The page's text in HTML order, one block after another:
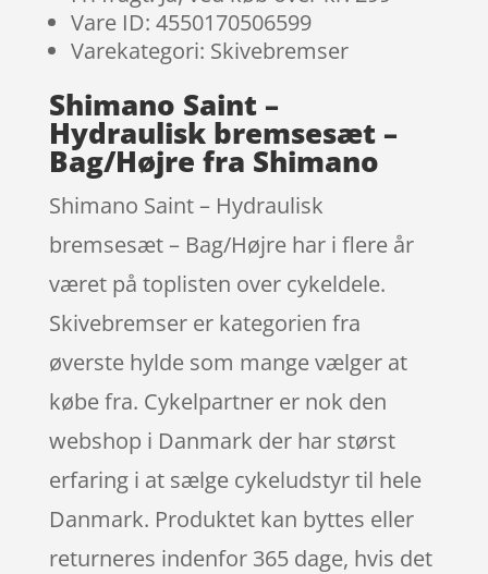
Vare ID: 4550170506599
Varekategori: Skivebremser
Shimano Saint –
Hydraulisk bremsesæt –
Bag/Højre fra Shimano
Shimano Saint – Hydraulisk
bremsesæt – Bag/Højre har i flere år
været på toplisten over cykeldele.
Skivebremser er kategorien fra
øverste hylde som mange vælger at
købe fra. Cykelpartner er nok den
webshop i Danmark der har størst
erfaring i at sælge cykeludstyr til hele
Danmark. Produktet kan byttes eller
returneres indenfor 365 dage, hvis det